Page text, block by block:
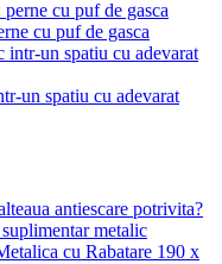
cu puf de gasca
un spatiu cu adevarat
antiescare potrivita?
metalic
cu Rabatare 190 x